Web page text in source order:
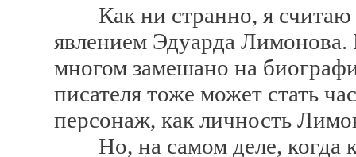
Как ни странно, я считаю
явлением Эдуарда Лимонова.
многом замешано на
писателя тоже может стать
персонаж, как личность
Но, на самом деле, когда